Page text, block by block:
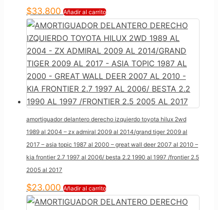
$33.800 Añadir al carrito
amortiguador delantero derecho izquierdo toyota hilux 2wd
1989 al 2004 – zx admiral 2009 al 2014/grand tiger 2009 al
2017 – asia topic 1987 al 2000 – great wall deer 2007 al 2010 –
kia frontier 2.7 1997 al 2006/ besta 2.2 1990 al 1997 /frontier 2.5
2005 al 2017
$23.000 Añadir al carrito